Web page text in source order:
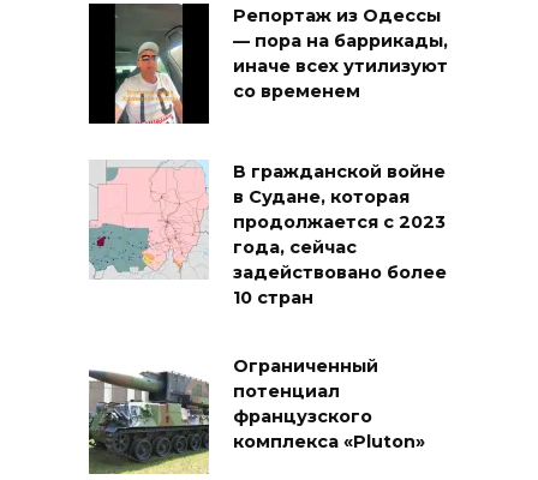
Репортаж из Одессы
— пора на баррикады,
иначе всех утилизуют
со временем
В гражданской войне
в Судане, которая
продолжается с 2023
года, сейчас
задействовано более
10 стран
Ограниченный
потенциал
французского
комплекса «Pluton»